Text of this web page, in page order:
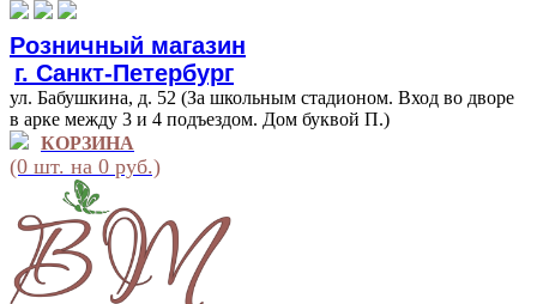
Розничный магазин
г. Санкт-Петербург
ул. Бабушкина, д. 52 (За школьным стадионом. Вход во дворе
в арке между 3 и 4 подъездом. Дом буквой П.)
КОРЗИНА
(0 шт. на 0 руб.)